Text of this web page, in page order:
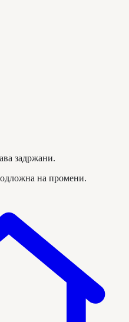
задржани.
на промени.